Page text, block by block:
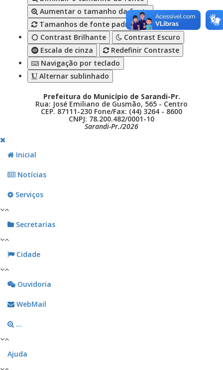
Aumentar o tamanho da fonte
Tamanhos de fonte padrão
Contrast Brilhante
Contrast Escuro
Escala de cinza
Redefinir Contraste
Navigação por teclado
Alternar sublinhado
Prefeitura do Município de Sarandi-Pr.
Rua: José Emiliano de Gusmão, 565 - Centro
CEP. 87111-230 Fone/Fax: (44) 3264 - 8600
CNPJ: 78.200.482/0001-10
Sarandi-Pr./2026
Inicial
Notícias
Serviços
Secretarias
Cidade
Ouvidoria
WebMail
...
Ajuda